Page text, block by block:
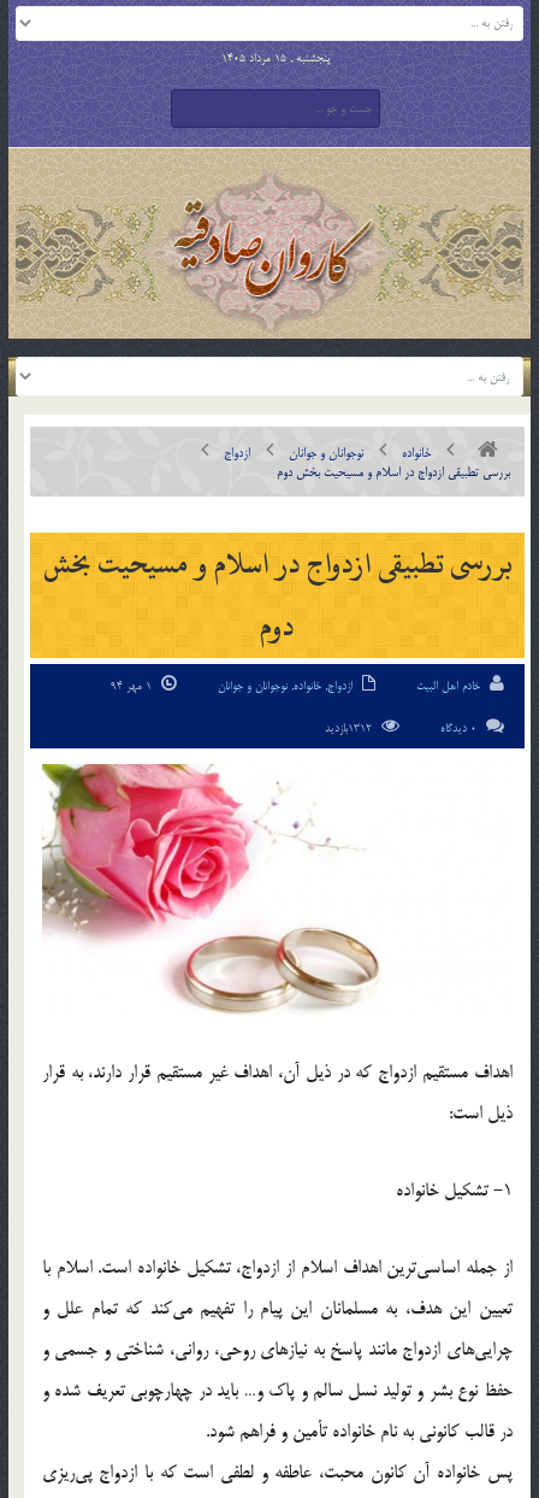
پنجشنبه , 15 مرداد 1405
خانواده نوجوانان و جوانان
ازدواج
بررسی تطبیقی ازدواج در اسلام و مسيحيت بخش دوم
بررسی تطبیقی ازدواج در اسلام و مسيحيت بخش
دوم
خادم اهل البیت ازدواج, خانواده, نوجوانان و جوانان
0 دیدگاه
اهداف مستقيم ازدواج كه در ذيل آن، اهداف غير مستقيم قرار دارند، به قرار
ذيل است:
1- تشكيل خانواده
از جمله اساسي‌ترين اهداف اسلام از ازدواج، تشكيل خانواده است. اسلام با
تعيين اين هدف، به مسلمانان اين پيام را تفهيم مي‌كند كه تمام علل و
چرايي‌هاي ازدواج مانند پاسخ به نياز‌هاي روحي، رواني، شناختي و جسمي و
حفظ نوع بشر و توليد نسل سالم و پاك و… بايد در چهارچوبي تعريف شده و
در قالب كانوني به نام خانواده تأمين و فراهم شود.
پس خانواده آن كانون محبت، عاطفه و لطفي است كه با ازدواج پي‌ريزي